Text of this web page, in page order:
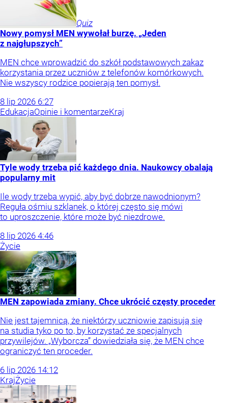
Quiz
Nowy pomysł MEN wywołał burzę. „Jeden
z najgłupszych”
MEN chce wprowadzić do szkół podstawowych zakaz
korzystania przez uczniów z telefonów komórkowych.
Nie wszyscy rodzice popierają ten pomysł.
8 lip 2026 6:27
EdukacjaOpinie i komentarzeKraj
Tyle wody trzeba pić każdego dnia. Naukowcy obalają
popularny mit
Ile wody trzeba wypić, aby być dobrze nawodnionym?
Reguła ośmiu szklanek, o której często się mówi
to uproszczenie, które może być niezdrowe.
8 lip 2026 4:46
Życie
MEN zapowiada zmiany. Chce ukrócić częsty proceder
Nie jest tajemnicą, że niektórzy uczniowie zapisują się
na studia tyko po to, by korzystać ze specjalnych
przywilejów. „Wyborcza” dowiedziała się, że MEN chce
ograniczyć ten proceder.
6 lip 2026 14:12
KrajŻycie